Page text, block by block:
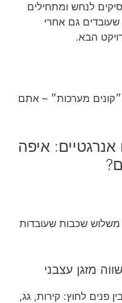
לנחש ומתחילים
גם אחרי
הבא.
מערכות״ – אתם
אנרגטיים: איפה
משלוש שכבות שעובדות
פנים לחוץ: קירות, גג,